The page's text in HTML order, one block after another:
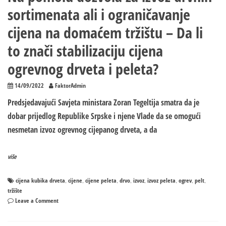
sortimenata ali i ograničavanje
cijena na domaćem tržištu – Da li
to znači stabilizaciju cijena
ogrevnog drveta i peleta?
14/09/2022 FaktorAdmin
Predsjedavajući Savjeta ministara Zoran Tegeltija smatra da je
dobar prijedlog Republike Srpske i njene Vlade da se omogući
nesmetan izvoz ogrevnog cijepanog drveta, a da
više
cijena kubika drveta cijene cijene peleta drvo izvoz izvoz peleta ogrev, pelt
tržište
Leave a Commenton